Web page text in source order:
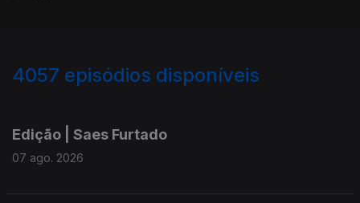
4057 episódios disponíveis
Edição | Saes Furtado
07 ago. 2026